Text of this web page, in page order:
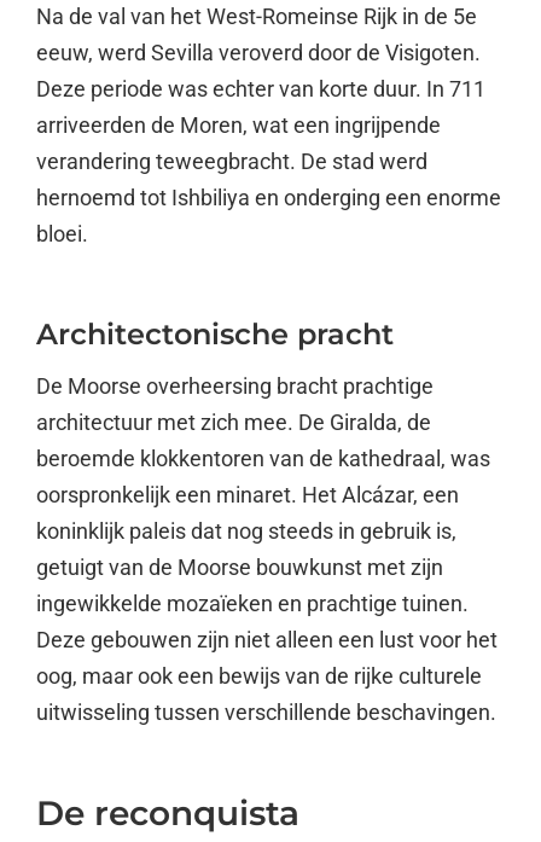
Na de val van het West-Romeinse Rijk in de 5e
eeuw, werd Sevilla veroverd door de Visigoten.
Deze periode was echter van korte duur. In 711
arriveerden de Moren, wat een ingrijpende
verandering teweegbracht. De stad werd
hernoemd tot Ishbiliya en onderging een enorme
bloei.
Architectonische pracht
De Moorse overheersing bracht prachtige
architectuur met zich mee. De Giralda, de
beroemde klokkentoren van de kathedraal, was
oorspronkelijk een minaret. Het Alcázar, een
koninklijk paleis dat nog steeds in gebruik is,
getuigt van de Moorse bouwkunst met zijn
ingewikkelde mozaïeken en prachtige tuinen.
Deze gebouwen zijn niet alleen een lust voor het
oog, maar ook een bewijs van de rijke culturele
uitwisseling tussen verschillende beschavingen.
De reconquista